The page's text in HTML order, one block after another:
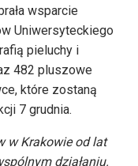
wsparcie
Uniwersyteckiego
pieluchy i
482 pluszowe
które zostaną
7 grudnia.
w Krakowie od lat
działaniu.